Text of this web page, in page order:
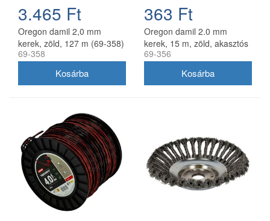
3.465 Ft
Oregon damil 2,0 mm
kerek, zöld, 127 m (69-358)
69-358
363 Ft
Oregon damil 2.0 mm
kerek, 15 m, zöld, akasztós
kiszerelés
69-356